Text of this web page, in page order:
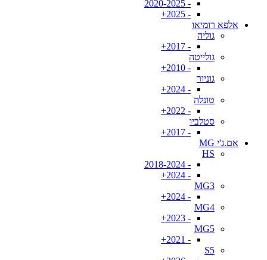
- 2020-2025
- 2025+
אלפא רומיאו
גוליה
- 2017+
גולייטה
- 2010+
גוניור
- 2024+
טונלה
- 2022+
סטלביו
- 2017+
אם.ג'י MG
HS
- 2018-2024
- 2024+
MG3
- 2024+
MG4
- 2023+
MG5
- 2021+
S5